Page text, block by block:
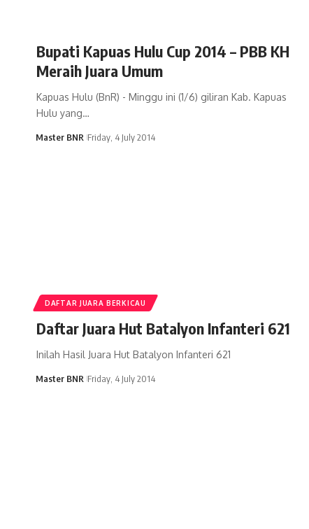
Bupati Kapuas Hulu Cup 2014 – PBB KH
Meraih Juara Umum
Kapuas Hulu (BnR) - Minggu ini (1/6) giliran Kab. Kapuas
Hulu yang…
Master BNR Friday, 4 July 2014
DAFTAR JUARA BERKICAU
Daftar Juara Hut Batalyon Infanteri 621
Inilah Hasil Juara Hut Batalyon Infanteri 621
Master BNR Friday, 4 July 2014